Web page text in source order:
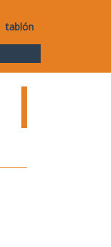
tablón